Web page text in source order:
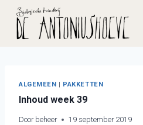
Doorgaan
naar
inhoud
ALGEMEEN | PAKKETTEN
Inhoud week 39
Door beheer 19 september 2019